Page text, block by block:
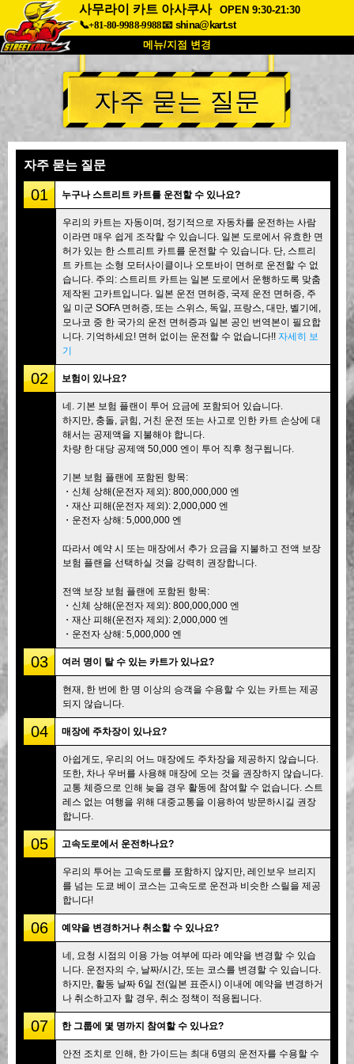
사무라이 카트 아사쿠사
OPEN 9:30-21:30
📞+81-80-9988-9988📧 shina@kart.st
메뉴/지점 변경
최상단
소개 사양 가격
회사 정보
도쿄 시나가와 #1 도쿄 아키하바라#1
도쿄 아키하바라#2 도쿄 시부야
도쿄 시부야 애넥스 도쿄 베이
도쿄 아사쿠사 오사카
오키나와
자주 묻는 질문
자주 묻는 질문
01 누구나 스트리트 카트를 운전할 수 있나요?
우리의 카트는 자동이며, 정기적으로 자동차를 운전하는 사람
이라면 매우 쉽게 조작할 수 있습니다. 일본 도로에서 유효한 면
허가 있는 한 스트리트 카트를 운전할 수 있습니다. 단, 스트리
트 카트는 소형 모터사이클이나 오토바이 면허로 운전할 수 없
습니다. 주의: 스트리트 카트는 일본 도로에서 운행하도록 맞춤
제작된 고카트입니다. 일본 운전 면허증, 국제 운전 면허증, 주
일 미군 SOFA 면허증, 또는 스위스, 독일, 프랑스, 대만, 벨기에,
모나코 중 한 국가의 운전 면허증과 일본 공인 번역본이 필요합
니다. 기억하세요! 면허 없이는 운전할 수 없습니다!! 자세히 보
기
02 보험이 있나요?
네. 기본 보험 플랜이 투어 요금에 포함되어 있습니다.
하지만, 충돌, 긁힘, 거친 운전 또는 사고로 인한 카트 손상에 대
해서는 공제액을 지불해야 합니다.
차량 한 대당 공제액 50,000 엔이 투어 직후 청구됩니다.
기본 보험 플랜에 포함된 항목:
・신체 상해(운전자 제외): 800,000,000 엔
・재산 피해(운전자 제외): 2,000,000 엔
・운전자 상해: 5,000,000 엔
따라서 예약 시 또는 매장에서 추가 요금을 지불하고 전액 보장
보험 플랜을 선택하실 것을 강력히 권장합니다.
전액 보장 보험 플랜에 포함된 항목:
・신체 상해(운전자 제외): 800,000,000 엔
・재산 피해(운전자 제외): 2,000,000 엔
・운전자 상해: 5,000,000 엔
03 여러 명이 탈 수 있는 카트가 있나요?
현재, 한 번에 한 명 이상의 승객을 수용할 수 있는 카트는 제공
되지 않습니다.
04 매장에 주차장이 있나요?
아쉽게도, 우리의 어느 매장에도 주차장을 제공하지 않습니다.
또한, 차나 우버를 사용해 매장에 오는 것을 권장하지 않습니다.
교통 체증으로 인해 늦을 경우 활동에 참여할 수 없습니다. 스트
레스 없는 여행을 위해 대중교통을 이용하여 방문하시길 권장
합니다.
05 고속도로에서 운전하나요?
우리의 투어는 고속도로를 포함하지 않지만, 레인보우 브리지
를 넘는 도쿄 베이 코스는 고속도로 운전과 비슷한 스릴을 제공
합니다!
06 예약을 변경하거나 취소할 수 있나요?
네, 요청 시점의 이용 가능 여부에 따라 예약을 변경할 수 있습
니다. 운전자의 수, 날짜/시간, 또는 코스를 변경할 수 있습니다.
하지만, 활동 날짜 6일 전(일본 표준시) 이내에 예약을 변경하거
나 취소하고자 할 경우, 취소 정책이 적용됩니다.
07 한 그룹에 몇 명까지 참여할 수 있나요?
안전 조치로 인해, 한 가이드는 최대 6명의 운전자를 수용할 수